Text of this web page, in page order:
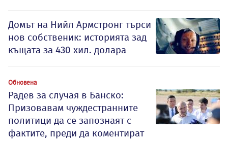
Домът на Нийл Армстронг търси
нов собственик: историята зад
къщата за 430 хил. долара
Обновена
Радев за случая в Банско:
Призовавам чуждестранните
политици да се запознаят с
фактите, преди да коментират